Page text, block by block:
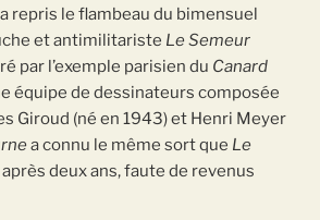
a repris le flambeau du bimensuel
et antimilitariste LeSemeur
par l’exemple parisien du Canard
équipe de dessinateurs composée
Giroud (né en 1943) et Henri Meyer
a connu le même sort que Le
deux ans, faute de revenus